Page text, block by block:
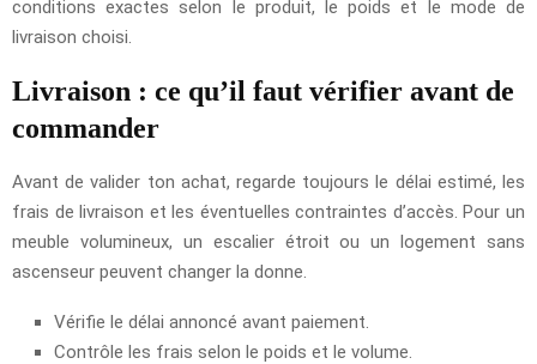
conditions exactes selon le produit, le poids et le mode de
livraison choisi.
Livraison : ce qu’il faut vérifier avant de
commander
Avant de valider ton achat, regarde toujours le délai estimé, les
frais de livraison et les éventuelles contraintes d’accès. Pour un
meuble volumineux, un escalier étroit ou un logement sans
ascenseur peuvent changer la donne.
Vérifie le délai annoncé avant paiement.
Contrôle les frais selon le poids et le volume.